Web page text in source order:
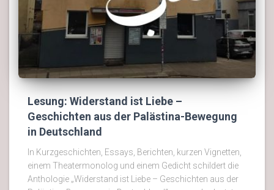
Lesung: Widerstand ist Liebe –
Geschichten aus der Palästina-Bewegung
in Deutschland
In Kurzgeschichten, Essays, Berichten, kurzen Vignetten,
einem Theatermonolog und einem Gedicht schildert die
Anthologie „Widerstand ist Liebe – Geschichten aus der